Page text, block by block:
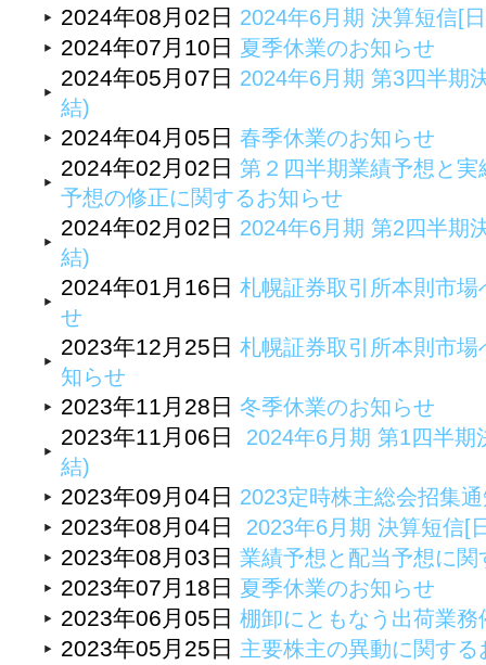
2024年08月02日 2024年6月期 決算短信[
2024年07月10日 夏季休業のお知らせ
2024年05月07日 2024年6月期 第3四半期
結)
2024年04月05日 春季休業のお知らせ
2024年02月02日 第２四半期業績予想と
予想の修正に関するお知らせ
2024年02月02日 2024年6月期 第2四半期
結)
2024年01月16日 札幌証券取引所本則市
せ
2023年12月25日 札幌証券取引所本則市
知らせ
2023年11月28日 冬季休業のお知らせ
2023年11月06日 2024年6月期 第1四半
結)
2023年09月04日 2023定時株主総会招集
2023年08月04日 2023年6月期 決算短信[
2023年08月03日 業績予想と配当予想に関
2023年07月18日 夏季休業のお知らせ
2023年06月05日 棚卸にともなう出荷業務
2023年05月25日 主要株主の異動に関する